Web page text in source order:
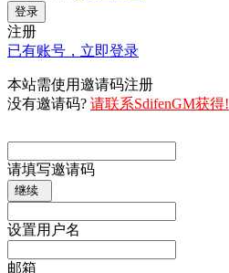
登录
注册
已有账号，立即登录
本站需使用邀请码注册
没有邀请码? 请联系SdifenGM获得!
请填写邀请码
继续
设置用户名
邮箱